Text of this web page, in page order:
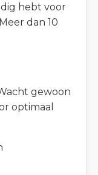
hebt voor
dan 10
gewoon
optimaal